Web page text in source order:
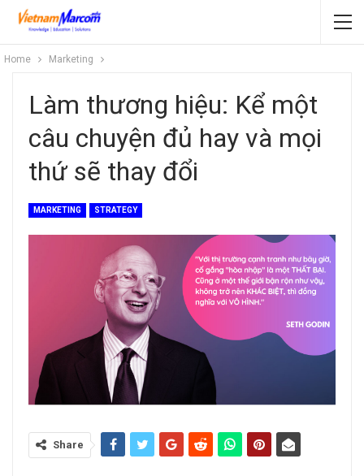
Home Marketing
Làm thương hiệu: Kể một
câu chuyện đủ hay và mọi
thứ sẽ thay đổi
MARKETING STRATEGY
Share